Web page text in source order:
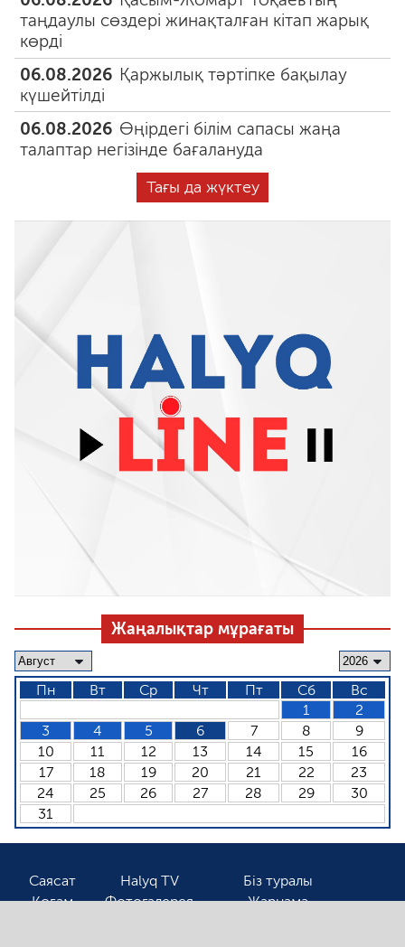
таңдаулы сөздері жинақталған кітап жарық
көрді
06.08.2026 Қаржылық тәртіпке бақылау
күшейтілді
06.08.2026 Өңірдегі білім сапасы жаңа
талаптар негізінде бағалануда
Тағы да жүктеу
Жаңалықтар мұрағаты
Пн Вт Ср Чт Пт Сб
Вс
1
2
3
4 5 6 7 8
9
10
11 12 13 14 15
16
17
18 19 20 21 22
23
24
25 26 27 28 29
30
31
Саясат
Қоғам
Halyq TV
Фотогалерея
Біз туралы
Жарнама